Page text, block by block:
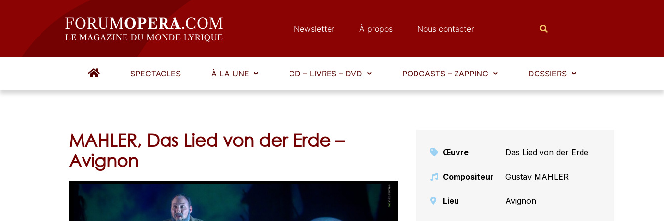
Newsletter À propos Nous contacter
SPECTACLES À LA UNE CD – LIVRES – DVD PODCASTS – ZAPPING DOSSIERS
MAHLER, Das Lied von der Erde –
Avignon
Œuvre Das Lied von der Erde
Compositeur Gustav MAHLER
Lieu Avignon